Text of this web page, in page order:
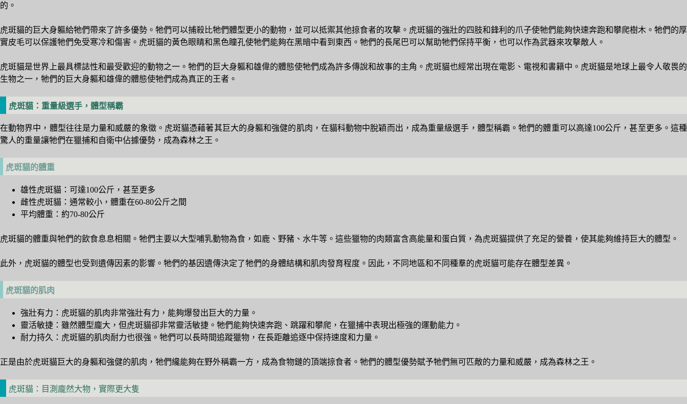
的。
虎斑貓的巨大身軀給牠們帶來了許多優勢。牠們可以捕殺比牠們體型更小的動物，並可以抵禦其他掠食者的攻擊。虎斑貓的強壯的四肢和鋒利的爪子使牠們能夠快速奔跑和攀爬樹木。牠們的厚
實皮毛可以保護牠們免受寒冷和傷害。虎斑貓的黃色眼睛和黑色瞳孔使牠們能夠在黑暗中看到東西。牠們的長尾巴可以幫助牠們保持平衡，也可以作為武器來攻擊敵人。
虎斑貓是世界上最具標誌性和最受歡迎的動物之一。牠們的巨大身軀和雄偉的體態使牠們成為許多傳說和故事的主角。虎斑貓也經常出現在電影、電視和書籍中。虎斑貓是地球上最令人敬畏的
生物之一，牠們的巨大身軀和雄偉的體態使牠們成為真正的王者。
虎斑貓：重量級選手，體型稱霸
在動物界中，體型往往是力量和威嚴的象徵。虎斑貓憑藉著其巨大的身軀和強健的肌肉，在貓科動物中脫穎而出，成為重量級選手，體型稱霸。牠們的體重可以高達100公斤，甚至更多。這種
驚人的重量讓牠們在獵捕和自衛中佔據優勢，成為森林之王。
虎斑貓的體重
雄性虎斑貓：可達100公斤，甚至更多
雌性虎斑貓：通常較小，體重在60-80公斤之間
平均體重：約70-80公斤
虎斑貓的體重與牠們的飲食息息相關。牠們主要以大型哺乳動物為食，如鹿、野豬、水牛等。這些獵物的肉類富含高能量和蛋白質，為虎斑貓提供了充足的營養，使其能夠維持巨大的體型。
此外，虎斑貓的體型也受到遺傳因素的影響。牠們的基因遺傳決定了牠們的身體結構和肌肉發育程度。因此，不同地區和不同種羣的虎斑貓可能存在體型差異。
虎斑貓的肌肉
強壯有力：虎斑貓的肌肉非常強壯有力，能夠爆發出巨大的力量。
靈活敏捷：雖然體型龐大，但虎斑貓卻非常靈活敏捷。牠們能夠快速奔跑、跳躍和攀爬，在獵捕中表現出極強的運動能力。
耐力持久：虎斑貓的肌肉耐力也很強。牠們可以長時間追蹤獵物，在長距離追逐中保持速度和力量。
正是由於虎斑貓巨大的身軀和強健的肌肉，牠們纔能夠在野外稱霸一方，成為食物鏈的頂端掠食者。牠們的體型優勢賦予牠們無可匹敵的力量和威嚴，成為森林之王。
虎斑貓：目測龐然大物，實際更大隻